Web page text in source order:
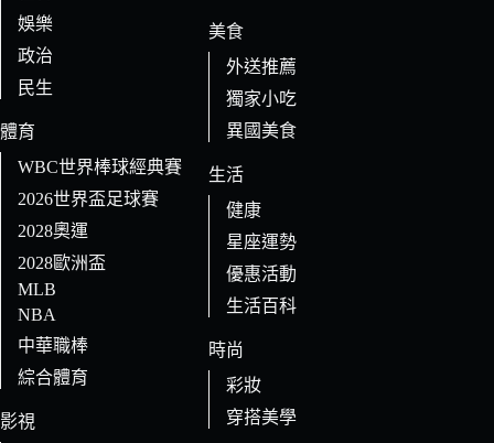
娛樂
政治
民生
體育
WBC世界棒球經典賽
2026世界盃足球賽
2028奧運
2028歐洲盃
MLB
NBA
中華職棒
綜合體育
影視
美食
外送推薦
獨家小吃
異國美食
生活
健康
星座運勢
優惠活動
生活百科
時尚
彩妝
穿搭美學